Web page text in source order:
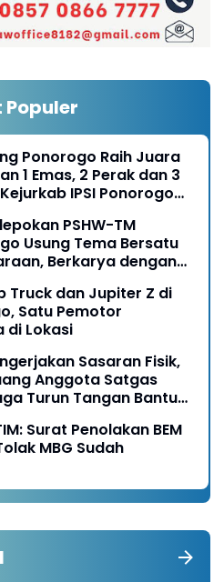
Populer
Ponorogo Raih Juara
1 Emas, 2 Perak dan 3
IPSI Ponorogo
PSHW-TM
Usung Tema Bersatu
Berkarya dengan
Truck dan Jupiter Z di
Satu Pemotor
di Lokasi
Sasaran Fisik,
Anggota Satgas
Turun Tangan Bantu
Surat Penolakan BEM
MBG Sudah